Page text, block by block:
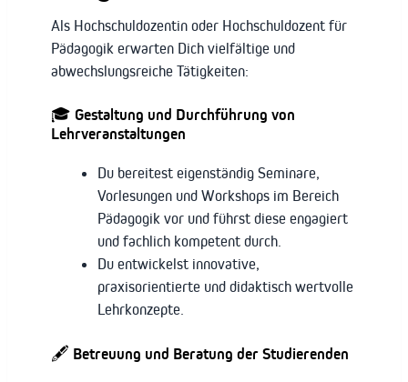
Als Hochschuldozentin oder Hochschuldozent für
Pädagogik erwarten Dich vielfältige und
abwechslungsreiche Tätigkeiten:
🎓 Gestaltung und Durchführung von
Lehrveranstaltungen
Du bereitest eigenständig Seminare,
Vorlesungen und Workshops im Bereich
Pädagogik vor und führst diese engagiert
und fachlich kompetent durch.
Du entwickelst innovative,
praxisorientierte und didaktisch wertvolle
Lehrkonzepte.
🖋 Betreuung und Beratung der Studierenden